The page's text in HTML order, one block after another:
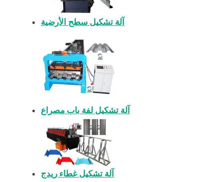
آلة تشكيل سطح الأرضية
آلة تشكيل لفة باب مصراع
آلة تشكيل غطاء ريدج